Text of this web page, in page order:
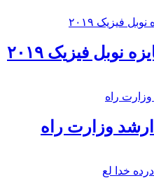
نوبل فیزیک ۲۰۱۹
ارشد وزارت راه